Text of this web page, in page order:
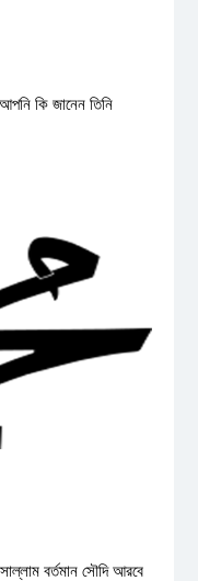
কি জানেন তিনি
বর্তমান সৌদি আরবে